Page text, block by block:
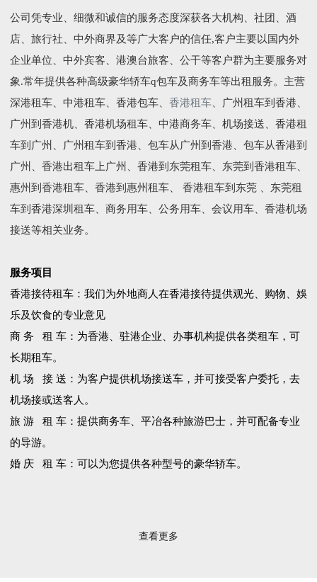
公司凭专业、细微和诚信的服务态度深获各大机构、社团、酒
店、旅行社、中外商界及等广大客户的信任,客户主要以国内外
企业单位、中外宾客、港澳台旅客、公干等客户群为主要服务对
象.常年提供各种高级豪华轿车q包车及商务车等出租服务。主营
深港租车、中港租车、香港包车、 香港租车、广州租车到香港、
广州到香港机、香港机场租车、中港商务车、机场接送、香港租
车到广州、广州租车到香港、包车从广州到香港、包车从香港到
广州、香港出租车上广州、香港到东莞租车、东莞到香港租车、
惠州到香港租车、香港到惠州租车、 香港租车到东莞 、东莞租
车到香港深圳租车、商务用车、公务用车、会议用车、香港机场
接送等相关业务。
服务项目
香港接待租车：我们为外地商人在香港接待提供观光、购物、娛
乐及饮食的专业意见
商 务 租 车：为香港、驻港企业、办事机构提供各类租车，可
长期租车。
机 场 接 送：为客户提供机场接送车，并可接受客户委托，去
机场接或送客人。
旅 游 租 车：提供商务车、平冶各种旅游巴士，并可配备专业
的导游。
婚 庆 租 车：可以为您提供各种型号的豪华轿车。
查看更多